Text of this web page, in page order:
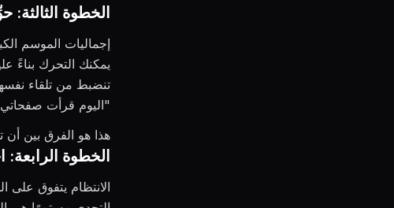
الخطوة
إجماليات الموسم
يمكنك التحرك بناءً
تنضبط من تلقاء
"اليوم قرأت
هذا هو الفرق بين
الخطوة
الانتظام يتفوق